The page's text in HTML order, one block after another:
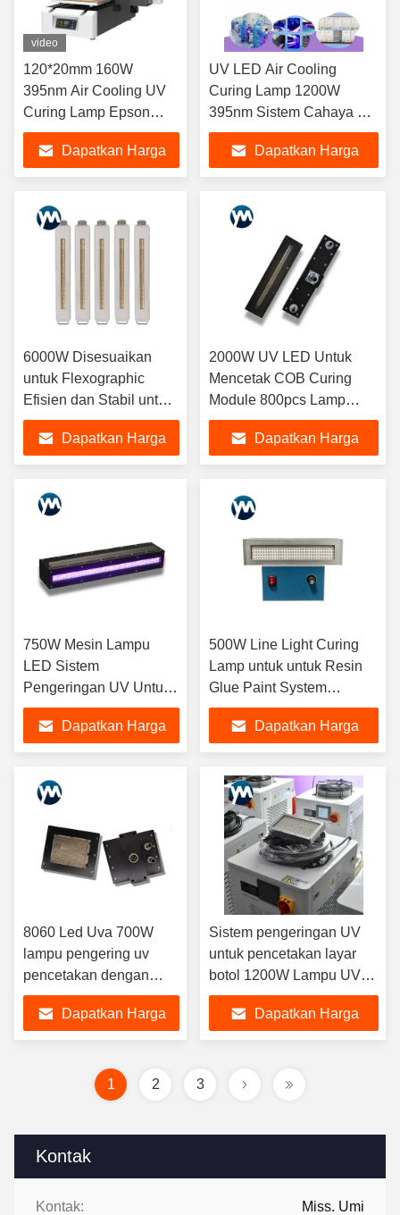
Kontak
Kontak: Miss. Umi
video
120*20mm 160W
395nm Air Cooling UV
Curing Lamp Epson
Printhead UV Ink
Varnish Drying LED
Light
Dapatkan Harga
UV LED Air Cooling
Curing Lamp 1200W
395nm Sistem Cahaya UV
Intensitas Tinggi untuk
Mesin Pencetakan Offset
Flexo
Dapatkan Harga
6000W Disesuaikan
untuk Flexographic
Efisien dan Stabil untuk
Offset Printing LED UV
CuringDapatkan Harga
2000W UV LED Untuk
Mencetak COB Curing
Module 800pcs Lamp
Beads
Dapatkan Harga
750W Mesin Lampu
LED Sistem
Pengeringan UV Untuk
Pencetakan 365nm
395nmDapatkan Harga
500W Line Light Curing
Lamp untuk untuk Resin
Glue Paint System
kualitas tinggi china grosir
LED lampu UV
Dapatkan Harga
8060 Led Uva 700W
lampu pengering uv
pencetakan dengan
Lem Uv untuk Printer
Inkjet 365nm
Dapatkan Harga
Sistem pengeringan UV
untuk pencetakan layar
botol 1200W Lampu UV
Pendingin air 365nm
395nm
Dapatkan Harga
1 2 3